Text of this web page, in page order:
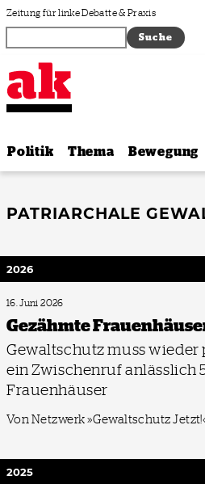
Zum Inhalt springen
Zeitung für linke Debatte & Praxis
Politik Thema Bewegung
PATRIARCHALE
2026
16. Juni 2026
Gezähmte
Gewaltschutz muss wieder
ein Zwischenruf anlässlich
Frauenhäuser
Von Netzwerk »Gewaltschutz
2025